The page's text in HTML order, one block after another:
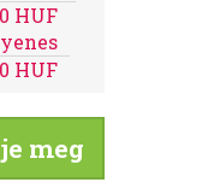
0 HUF
0 HUF
meg